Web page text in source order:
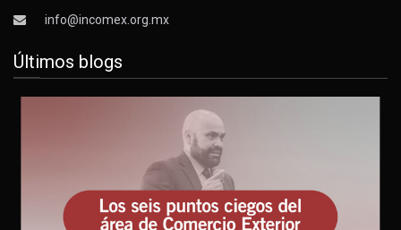
info@incomex.org.mx
Últimos blogs